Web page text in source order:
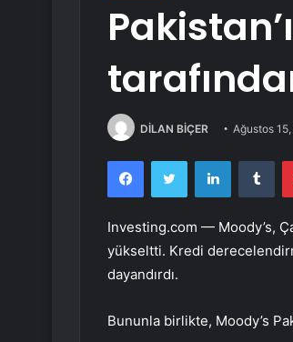
DİLAN BİÇER Ağustos
FacebookTwitter LinkedIn
Investing.com — Moody’s,
yükseltti. Kredi
dayandırdı.
Bununla birlikte, Moody’s